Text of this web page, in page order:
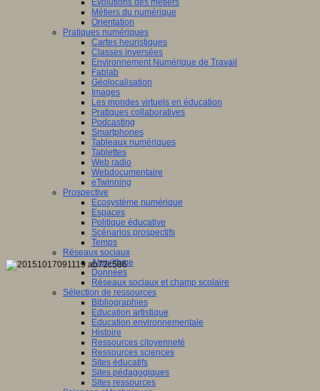
Evolutions des métiers
Métiers du numérique
Orientation
Pratiques numériques
Cartes heuristiques
Classes inversées
Environnement Numérique de Travail
Fablab
Géolocalisation
Images
Les mondes virtuels en éducation
Pratiques collaboratives
Podcasting
Smartphones
Tableaux numériques
Tablettes
Web radio
Webdocumentaire
eTwinning
Prospective
Ecosystème numérique
Espaces
Politique éducative
Scénarios prospectifs
Temps
Réseaux sociaux
Algorithme
Données
Réseaux sociaux et champ scolaire
Sélection de ressources
Bibliographies
Education artistique
Education environnementale
Histoire
Ressources citoyenneté
Ressources sciences
Sites éducatifs
Sites pédagogiques
Sites ressources